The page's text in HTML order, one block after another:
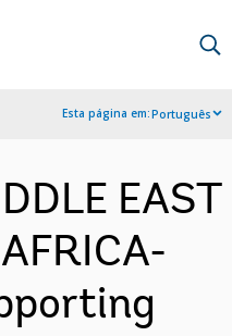
Esta página em:Português
EAST